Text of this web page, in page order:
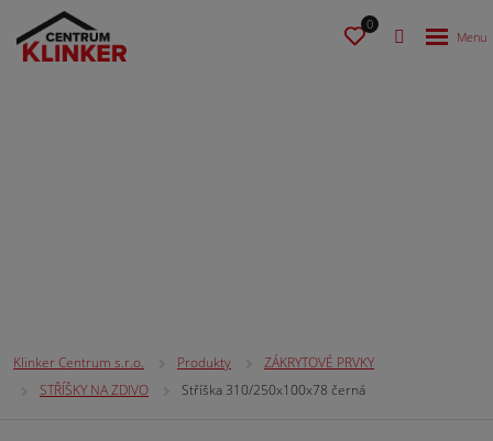
0
Klinker Centrum s.r.o. Produkty
ZÁKRYTOVÉ PRVKY
STŘÍŠKY NA ZDIVO
Stříška 310/250x100x78 černá